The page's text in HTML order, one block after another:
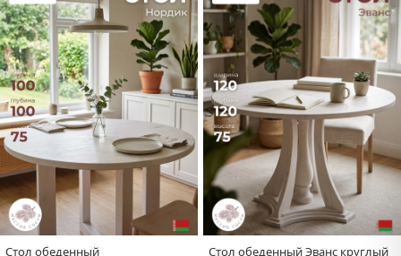
Стол обеденный Стол обеденный Эванс круглый